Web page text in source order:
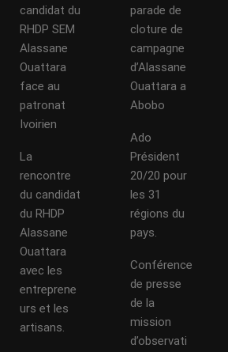
candidat du
RHDP SEM
Alassane
Ouattara
face au
patronat
Ivoirien
La
rencontre
du candidat
du RHDP
Alassane
Ouattara
avec les
entreprene
urs et les
artisans.
parade de
cloture de
campagne
d’Alassane
Ouattara a
Abobo
Ado
Président
20/20 pour
les 31
régions du
pays.
Conférence
de presse
de la
mission
d’observati